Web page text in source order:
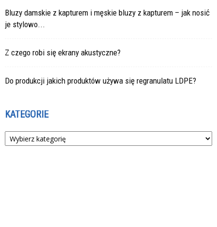
Bluzy damskie z kapturem i męskie bluzy z kapturem – jak nosić
je stylowo...
Z czego robi się ekrany akustyczne?
Do produkcji jakich produktów używa się regranulatu LDPE?
KATEGORIE
Kategorie